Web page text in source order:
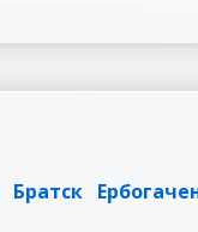
Братск